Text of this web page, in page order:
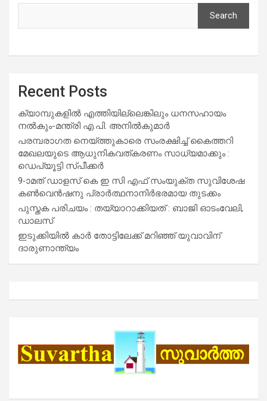
Search
Recent Posts
ക്യാമ്പുകളിൽ എത്തിയില്ലെങ്കിലും ധനസഹായം
നൽകും-മന്ത്രി എ.പി. അനിൽകുമാർ
പരമ്പരാഗത നെയ്ത്തുകാരെ സംരക്ഷിച്ച് കൈത്തറി
മേഖലയുടെ ആധുനികവത്കരണം സാധ്യമാക്കും :
ഡെപ്യൂട്ടി സ്പീക്കർ
9-ാമത് ഡാളസ് കെ ഇ സി എഫ് സംയുക്ത സുവിശേഷ
കൺവെൻഷനു പ്രാർത്ഥനാനിർഭരമായ തുടക്കം
പുസ്തക പരിചയം : തയ്യാറാക്കിയത് : ബാജി ഓടംവേലി,
ഡാലസ്
ഇടുക്കിയിൽ കാർ തോട്ടിലേക്ക് മറിഞ്ഞ് യുവാവിന്
ദാരുണാന്ത്യം